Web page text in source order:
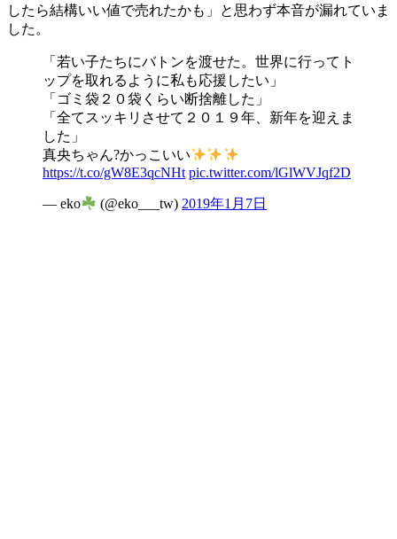
したら結構いい値で売れたかも」と思わず本音が漏れていま
した。
「若い子たちにバトンを渡せた。世界に行ってト
ップを取れるように私も応援したい」
「ゴミ袋２０袋くらい断捨離した」
「全てスッキリさせて２０１９年、新年を迎えま
した」
真央ちゃん?かっこいい
https://t.co/gW8E3qcNHt pic.twitter.com/lGlWVJqf2D
— eko (@eko___tw) 2019年1月7日